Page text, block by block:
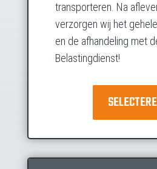
transporteren. Na
verzorgen wij het
en de afhandeling met
Belastingdienst!